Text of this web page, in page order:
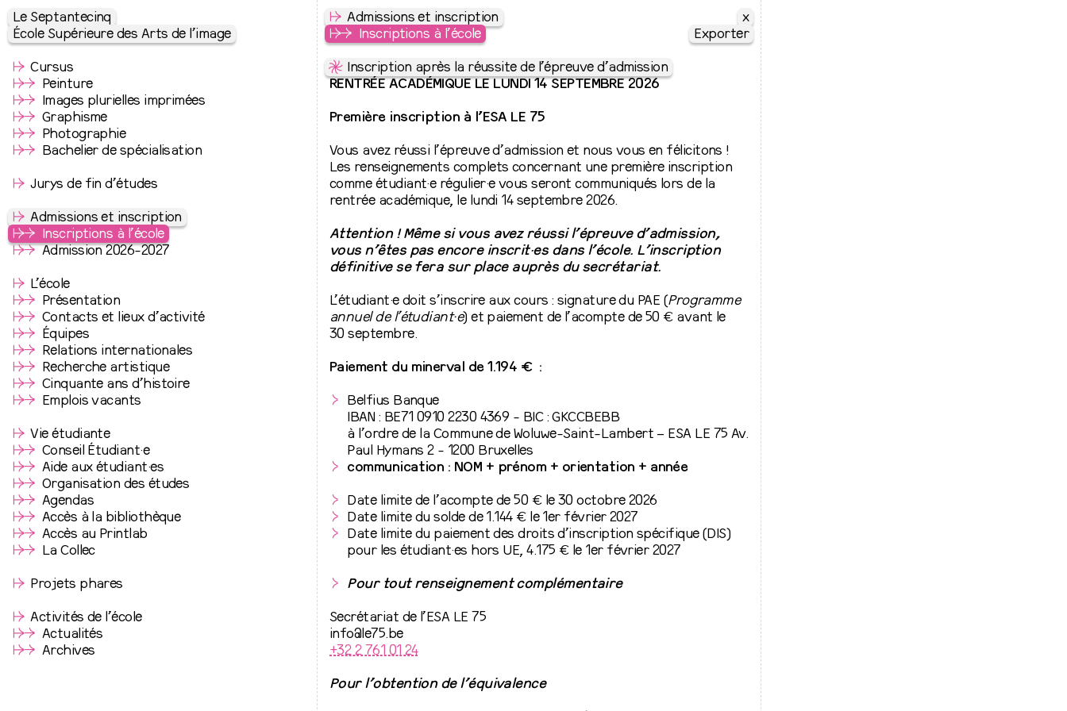
Le Septantecinq
École Supérieure des Arts de l’image
↦ Cursus
↦⇒ Peinture
↦⇒ Images plurielles imprimées
↦⇒ Graphisme
↦⇒ Photographie
↦⇒ Bachelier de spécialisation
↦ Jurys de fin d’études
↦ Admissions et inscription
↦⇒ Inscriptions à l’école
↦⇒ Admission 2026-2027
↦ L’école
↦⇒ Présentation
↦⇒ Contacts et lieux d’activité
↦⇒ Équipes
↦⇒ Relations internationales
↦⇒ Recherche artistique
↦⇒ Cinquante ans d’histoire
↦⇒ Emplois vacants
↦ Vie étudiante
↦⇒ Conseil Étudiant·e
↦⇒ Aide aux étudiant·es
↦⇒ Organisation des études
↦⇒ Agendas
↦⇒ Accès à la bibliothèque
↦⇒ Accès au Printlab
↦⇒ La Collec
↦ Projets phares
↦ Activités de l’école
↦⇒ Actualités
↦⇒ Archives
↦ Admissions et inscription
↦⇒ Inscriptions à l’école
x
Exporter
⇋ Inscription après la réussite de l’épreuve d’admission
RENTRÉE ACADÉMIQUE LE LUNDI 14 SEPTEMBRE 2026
Première inscription à l’ESA LE 75
Vous avez réussi l’épreuve d’admission et nous vous en félicitons !
Les renseignements complets concernant une première inscription
comme étudiant·e régulier·e vous seront communiqués lors de la
rentrée académique, le lundi 14 septembre 2026.
Attention ! Même si vous avez réussi l’épreuve d’admission,
vous n’êtes pas encore inscrit·es dans l’école. L’inscription
définitive se fera sur place auprès du secrétariat.
L’étudiant·e doit s’inscrire aux cours : signature du PAE (Programme
annuel de l’étudiant·e) et paiement de l’acompte de 50 € avant le
30 septembre.
Paiement du minerval de 1.194 € :
Belfius Banque
IBAN : BE71 0910 2230 4369 - BIC : GKCCBEBB
à l’ordre de la Commune de Woluwe-Saint-Lambert – ESA LE 75 Av.
Paul Hymans 2 - 1200 Bruxelles
communication : NOM + prénom + orientation + année
Date limite de l’acompte de 50 € le 30 octobre 2026
Date limite du solde de 1.144 € le 1er février 2027
Date limite du paiement des droits d’inscription spécifique (DIS)
pour les étudiant·es hors UE, 4.175 € le 1er février 2027
Pour tout renseignement complémentaire
Secrétariat de l’ESA LE 75
info@le75.be
+32 2 761 01 24
Pour l’obtention de l’équivalence